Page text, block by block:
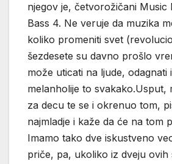
njegov je, četvorožičani Music
Bass 4. Ne veruje da muzika
koliko promeniti svet
šezdesete su davno prošlo
može uticati na ljude, odagnati
melanholije to svakako.Usput,
za decu te se i okrenuo tom,
najmladje i kaže da će na tom
Imamo tako dve iskustveno
priče, pa, ukoliko iz dveju ovih